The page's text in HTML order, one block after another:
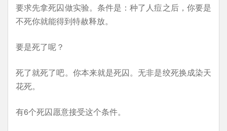
要求先拿死囚做实验。条件是：种了人痘之后，你要是
不死你就能得到特赦释放。
要是死了呢？
死了就死了吧。你本来就是死囚。无非是绞死换成染天
花死。
有6个死囚愿意接受这个条件。